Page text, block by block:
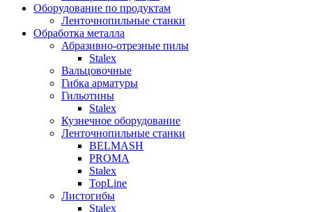
Оборудование по продуктам
Ленточнопильные станки
Обработка металла
Абразивно-отрезные пилы
Stalex
Вальцовочные
Гибка арматуры
Гильотины
Stalex
Кузнечное оборудование
Ленточнопильные станки
BELMASH
PROMA
Stalex
TopLine
Листогибы
Stalex